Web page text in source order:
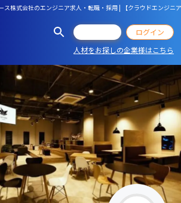
ス株式会社のエンジニア求人・転職・採用 | 【クラウドエンジ
ログイン
人材をお探しの企業様はこちら